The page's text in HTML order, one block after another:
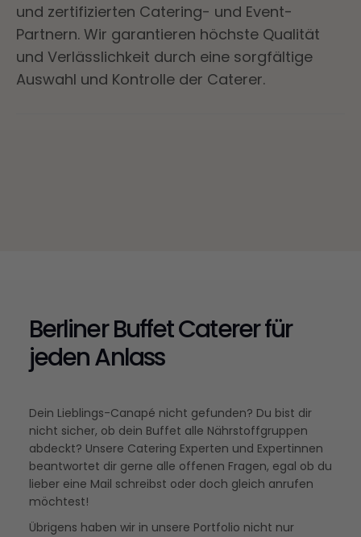
und zertifizierten Catering- und Event-
Partnern. Wir garantieren höchste Qualität
und Verlässlichkeit durch eine sorgfältige
Auswahl und Kontrolle der Caterer.
Berliner Buffet Caterer für
jeden Anlass
Dein Lieblings-Canapé nicht gefunden? Du bist dir
nicht sicher, ob dein Buffet alle Nährstoffgruppen
abdeckt? Unsere Catering Experten und Expertinnen
beantwortet dir gerne alle offenen Fragen, egal ob du
lieber eine Mail schreibst oder doch gleich anrufen
möchtest!
Übrigens haben wir in unsere Portfolio nicht nur